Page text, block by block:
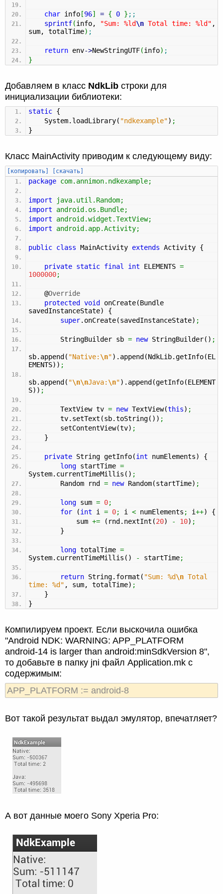
char info [96] = { 0 } ;;
sprintf(info, "Sum: %ld\n Total time: %ld" ,
sum, totalTime) ;
return env->NewStringUTF(info) ;
}
Добавляем в класс NdkLib строки для
инициализации библиотеки:
static {
System. loadLibrary( "ndkexample") ;
}
Класс MainActivity приводим к следующему виду:
[копировать] [скачать]
package com.annimon.ndkexample;
import java.util.Random;
import
android.os.Bundle;
import
android.widget.TextView;
import
android.app.Activity;
public class MainActivity extends Activity {
private static final int ELEMENTS =
1000000;
@Override
protected
void onCreate(Bundle
savedInstanceState)
{
super. onCreate(savedInstanceState) ;
StringBuilder sb = newStringBuilder( ) ;
sb. append ( "Native: \n") . append (NdkLib.getInfo(EL
EMENTS) ) ;
sb. append ( "\n\nJava: \n") . append (getInfo(ELEMENT
S) ) ;
TextView tv = newTextView(this) ;
tv. setText (sb.toString( ) ) ;
setContentView(tv) ;
}
private String getInfo(int numElements)
{
long startTime =
System. currentTimeMillis ( ) ;
Random rnd = newRandom(startTime) ;
long sum = 0;
for
(int i = 0; i < numElements ; i++)
{
sum += ( rnd. nextInt (20) - 10) ;
}
long totalTime =
System. currentTimeMillis ( ) - startTime;
return String. format ( "Sum: %d\n Total
time: %d" , sum, totalTime) ;
}
}
Компилируем проект. Если выскочила ошибка
"Android NDK: WARNING: APP_PLATFORM
android-14 is larger than android:minSdkVersion 8",
то добавьте в папку jni файл Application.mk с
содержимым:
APP_PLATFORM := android-8
Вот такой результат выдал эмулятор, впечатляет?
А вот данные моего Sony Xperia Pro: